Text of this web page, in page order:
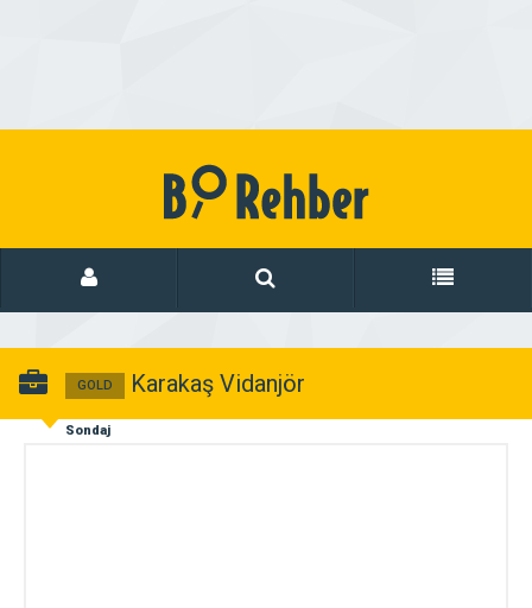
GOLD Karakaş Vidanjör
Sondaj